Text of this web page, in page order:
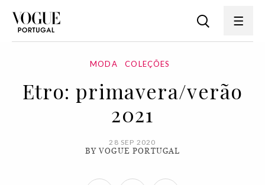
MODA COLEÇÕES
Etro: primavera/verão
2021
28 SEP 2020
BY VOGUE PORTUGAL